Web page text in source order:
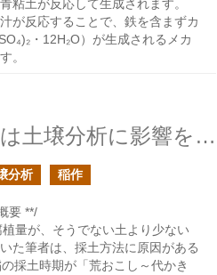
粘土が反応して生成されます。
が反応することで、鉄を含まずカ
・12H₂O）が生成されるメカ
。
強く還元された土は土壌分析に影響を与えるか？
分析 稲作
要 **/
量が、そうでない土より少ない
た筆者は、採土方法に原因がある
採土時期が「荒おこし～代かき